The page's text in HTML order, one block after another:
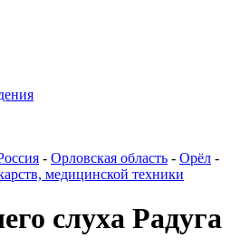
- Орловская область - Орёл -
медицинской техники
слуха Радуга